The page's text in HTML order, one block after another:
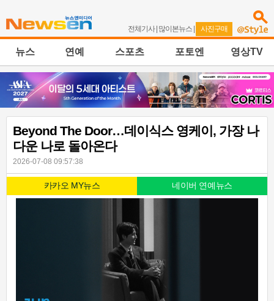
전체기사| 많이본뉴스 | 사진구매
뉴스 연예 스포츠 포토엔 영상TV
Beyond The Door…데이식스 영케이, 가장 나
다운 나로 돌아온다
2026-07-08 09:57:38
카카오 MY뉴스 네이버 연예뉴스